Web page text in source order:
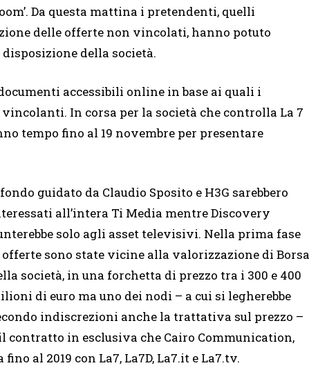
Da questa mattina i pretendenti, quelli
delle offerte non vincolati, hanno potuto
della società.
accessibili online in base ai quali i
In corsa per la società che controlla La 7
tempo fino al 19 novembre per presentare
guidato da Claudio Sposito e H3G sarebbero
all’intera Ti Media mentre Discovery
solo agli asset televisivi. Nella prima fase
offerte sono state vicine alla valorizzazione di Borsa
società, in una forchetta di prezzo tra i 300 e 400
di euro ma uno dei nodi – a cui si legherebbe
indiscrezioni anche la trattativa sul prezzo –
contratto in esclusiva che Cairo Communication,
fino al 2019 con La7, La7D, La7.it e La7.tv.